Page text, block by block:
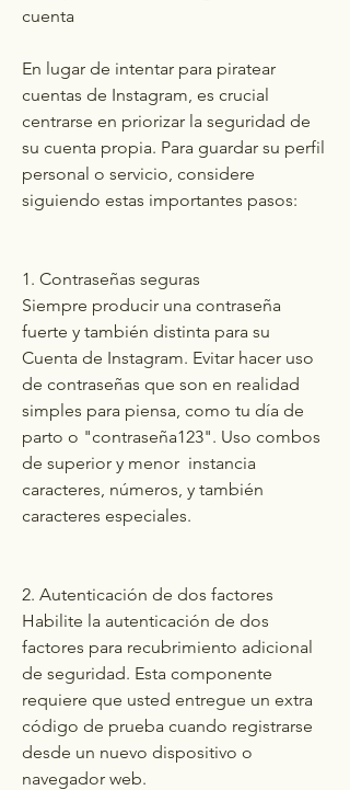
cuenta
En lugar de intentar para piratear
cuentas de Instagram, es crucial
centrarse en priorizar la seguridad de
su cuenta propia. Para guardar su perfil
personal o servicio, considere
siguiendo estas importantes pasos:
1. Contraseñas seguras
Siempre producir una contraseña
fuerte y también distinta para su
Cuenta de Instagram. Evitar hacer uso
de contraseñas que son en realidad
simples para piensa, como tu día de
parto o "contraseña123". Uso combos
de superior y menor  instancia
caracteres, números, y también
caracteres especiales.
2. Autenticación de dos factores
Habilite la autenticación de dos
factores para recubrimiento adicional
de seguridad. Esta componente
requiere que usted entregue un extra
código de prueba cuando registrarse
desde un nuevo dispositivo o
navegador web.